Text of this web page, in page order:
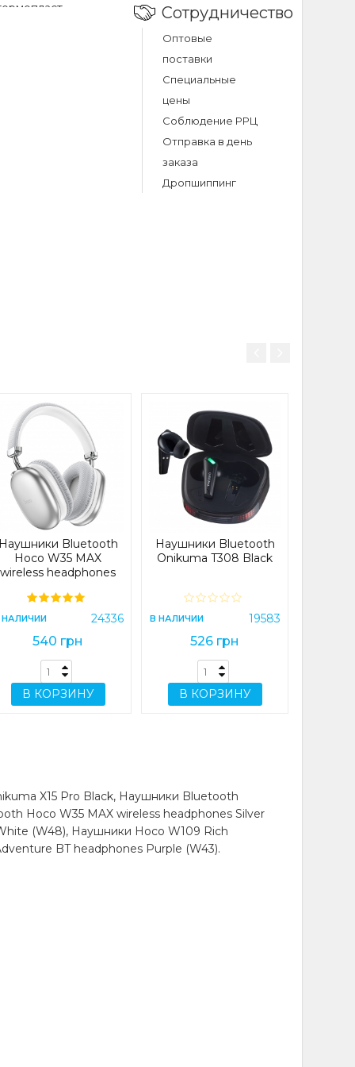
: Mini-Jack
: 83dB.
Сотрудничество
Оптовые
поставки
Специальные
цены
Соблюдение РРЦ
Отправка в день
заказа
Дропшиппинг
Наушники Bluetooth
Hoco W35 MAX
wireless headphones
НАЛИЧИИ 24336
540 грн
В КОРЗИНУ
Наушники Bluetooth
Onikuma T308 Black
В НАЛИЧИИ 19583
526 грн
В КОРЗИНУ
X15 Pro Black, Наушники Bluetooth
Hoco W35 MAX wireless headphones Silver
(W48), Наушники Hoco W109 Rich
BT headphones Purple (W43).